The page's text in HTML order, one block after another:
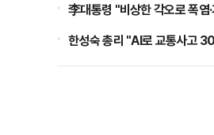
李대통령 "비상한 각오로 폭염
한성숙 총리 "AI로 교통사고